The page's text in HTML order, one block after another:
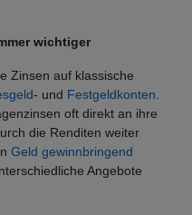
wichtiger
Zinsen auf klassische
- und Festgeldkonten
oft direkt an ihre
die Renditen weiter
Geld gewinnbringend
Angebote